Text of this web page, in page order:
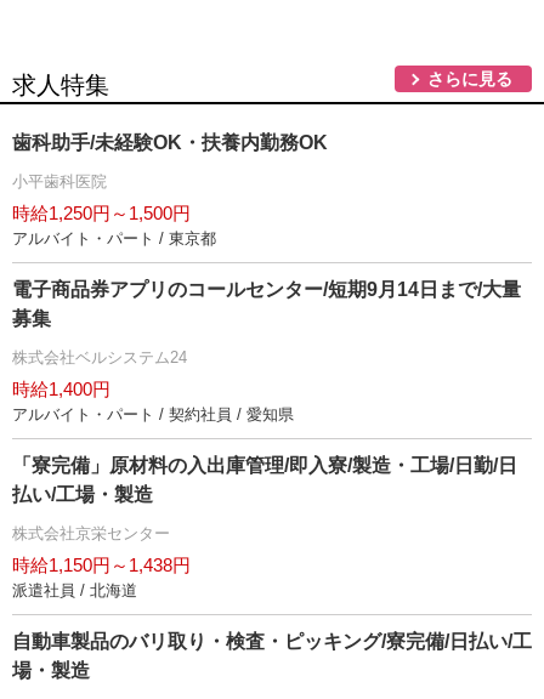
求人特集 さらに見る
歯科助手/未経験OK・扶養内勤務OK
小平歯科医院
時給1,250円～1,500円
アルバイト・パート / 東京都
電子商品券アプリのコールセンター/短期9月14日まで/大量
募集
株式会社ベルシステム24
時給1,400円
アルバイト・パート / 契約社員 / 愛知県
「寮完備」原材料の入出庫管理/即入寮/製造・工場/日勤/日
払い/工場・製造
株式会社京栄センター
時給1,150円～1,438円
派遣社員 / 北海道
自動車製品のバリ取り・検査・ピッキング/寮完備/日払い/工
場・製造